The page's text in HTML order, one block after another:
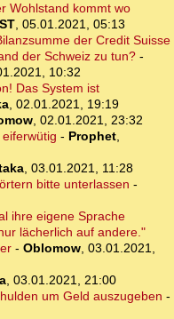
Wohlstand kommt wo
, 05.01.2021, 05:13
der Credit Suisse
der Schweiz zu tun? -
10:32
Das System ist
, 02.01.2021, 19:19
, 02.01.2021, 23:32
- Prophet,
, 03.01.2021, 11:28
bitte unterlassen -
ihre eigene Sprache
lächerlich auf andere."
- Oblomow, 03.01.2021,
, 03.01.2021, 21:00
um Geld auszugeben -